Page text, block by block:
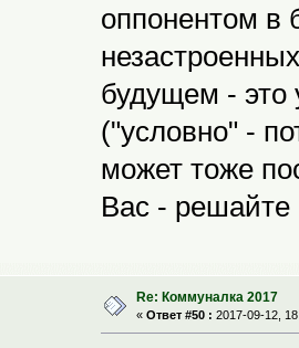
оппонентом в
будущем - это
("условно" -
может тоже
Вас - решайте
Re: Коммуналка 2017
« Ответ #50 : 2017-09-12,